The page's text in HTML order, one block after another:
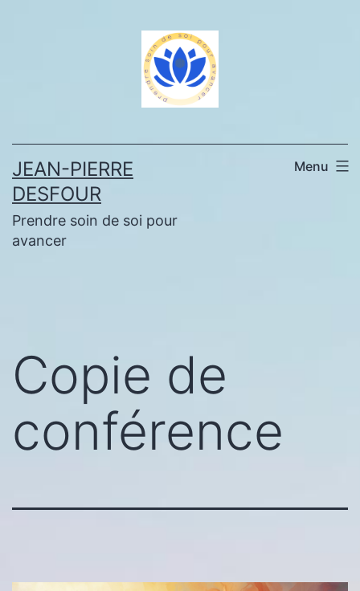
JEAN-PIERRE
DESFOUR
Prendre soin de soi pour
avancer
Menu
Copie de
conférence